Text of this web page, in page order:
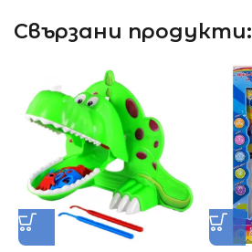
Свързани продукти: